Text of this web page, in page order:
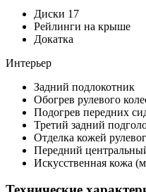
Диски 17
Рейлинги на крыше
Докатка
Интерьер
Задний подлокотник
Обогрев рулевого
Подогрев передних
Третий задний
Отделка кожей
Передний
Искусственная кожа